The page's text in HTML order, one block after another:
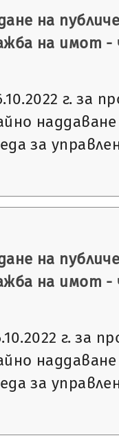
на
на имот
г. за
наддаване
за
на
на имот
г. за
наддаване
за